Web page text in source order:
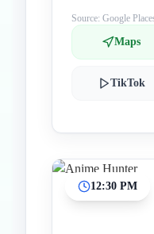
Source: Google
Maps
TikTok
12:30 PM